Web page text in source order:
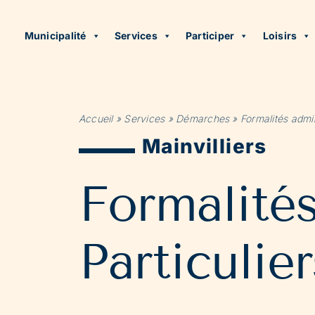
Municipalité Services Participer Loisirs
Accueil» Services» Démarches» Formalités
Mainvilliers